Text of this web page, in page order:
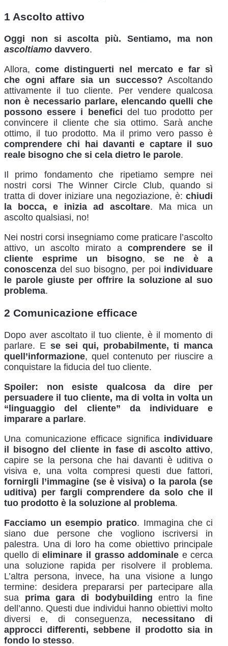
1 Ascolto attivo
Oggi non si ascolta più. Sentiamo, ma non
ascoltiamo davvero.
Allora,come distinguerti nel mercato e far sì
che ogni affare sia un successo? Ascoltando
attivamente il tuo cliente. Per vendere qualcosa
non è necessario parlare, elencando quelli che
possono essere i benefici del tuo prodotto per
convincere il cliente che sia ottimo. Sarà anche
ottimo, il tuo prodotto. Ma il primo vero passo è
comprendere chi hai davanti e captare il suo
reale bisogno che si cela dietro le parole.
Il primo fondamento che ripetiamo sempre nei
nostri corsi The Winner Circle Club, quando si
tratta di dover iniziare una negoziazione, è:chiudi
la bocca, e inizia ad ascoltare. Ma mica un
ascolto qualsiasi, no!
Nei nostri corsi insegniamo come praticare l’ascolto
attivo, un ascolto mirato acomprendere se il
cliente esprime un bisogno,se ne è a
conoscenza del suo bisogno, per poi individuare
le parole giuste per offrire la soluzione al suo
problema.
2 Comunicazione efficace
Dopo aver ascoltato il tuo cliente, è il momento di
parlare. Ese sei qui, probabilmente, ti manca
quell’informazione, quel contenuto per riuscire a
conquistare la fiducia del tuo cliente.
Spoiler: non esiste qualcosa da dire per
persuadere il tuo cliente, ma di volta in volta un
“linguaggio del cliente” da individuare e
imparare a parlare.
Una comunicazione efficace significa individuare
il bisogno del cliente in fase di ascolto attivo,
capire se la persona che hai davanti è uditiva o
visiva e, una volta compresi questi due fattori,
fornirgli l’immagine (se è visiva) o la parola (se
uditiva) per fargli comprendere da solo che il
tuo prodotto è la soluzione al problema.
Facciamo un esempio pratico. Immagina che ci
siano due persone che vogliono iscriversi in
palestra. Una di loro ha come obiettivo principale
quello dieliminare il grasso addominale e cerca
una soluzione rapida per risolvere il problema.
L’altra persona, invece, ha una visione a lungo
termine: desidera prepararsi per partecipare alla
sua prima gara di bodybuilding entro la fine
dell’anno. Questi due individui hanno obiettivi molto
diversi e, di conseguenza, necessitano di
approcci differenti, sebbene il prodotto sia in
fondo lo stesso.